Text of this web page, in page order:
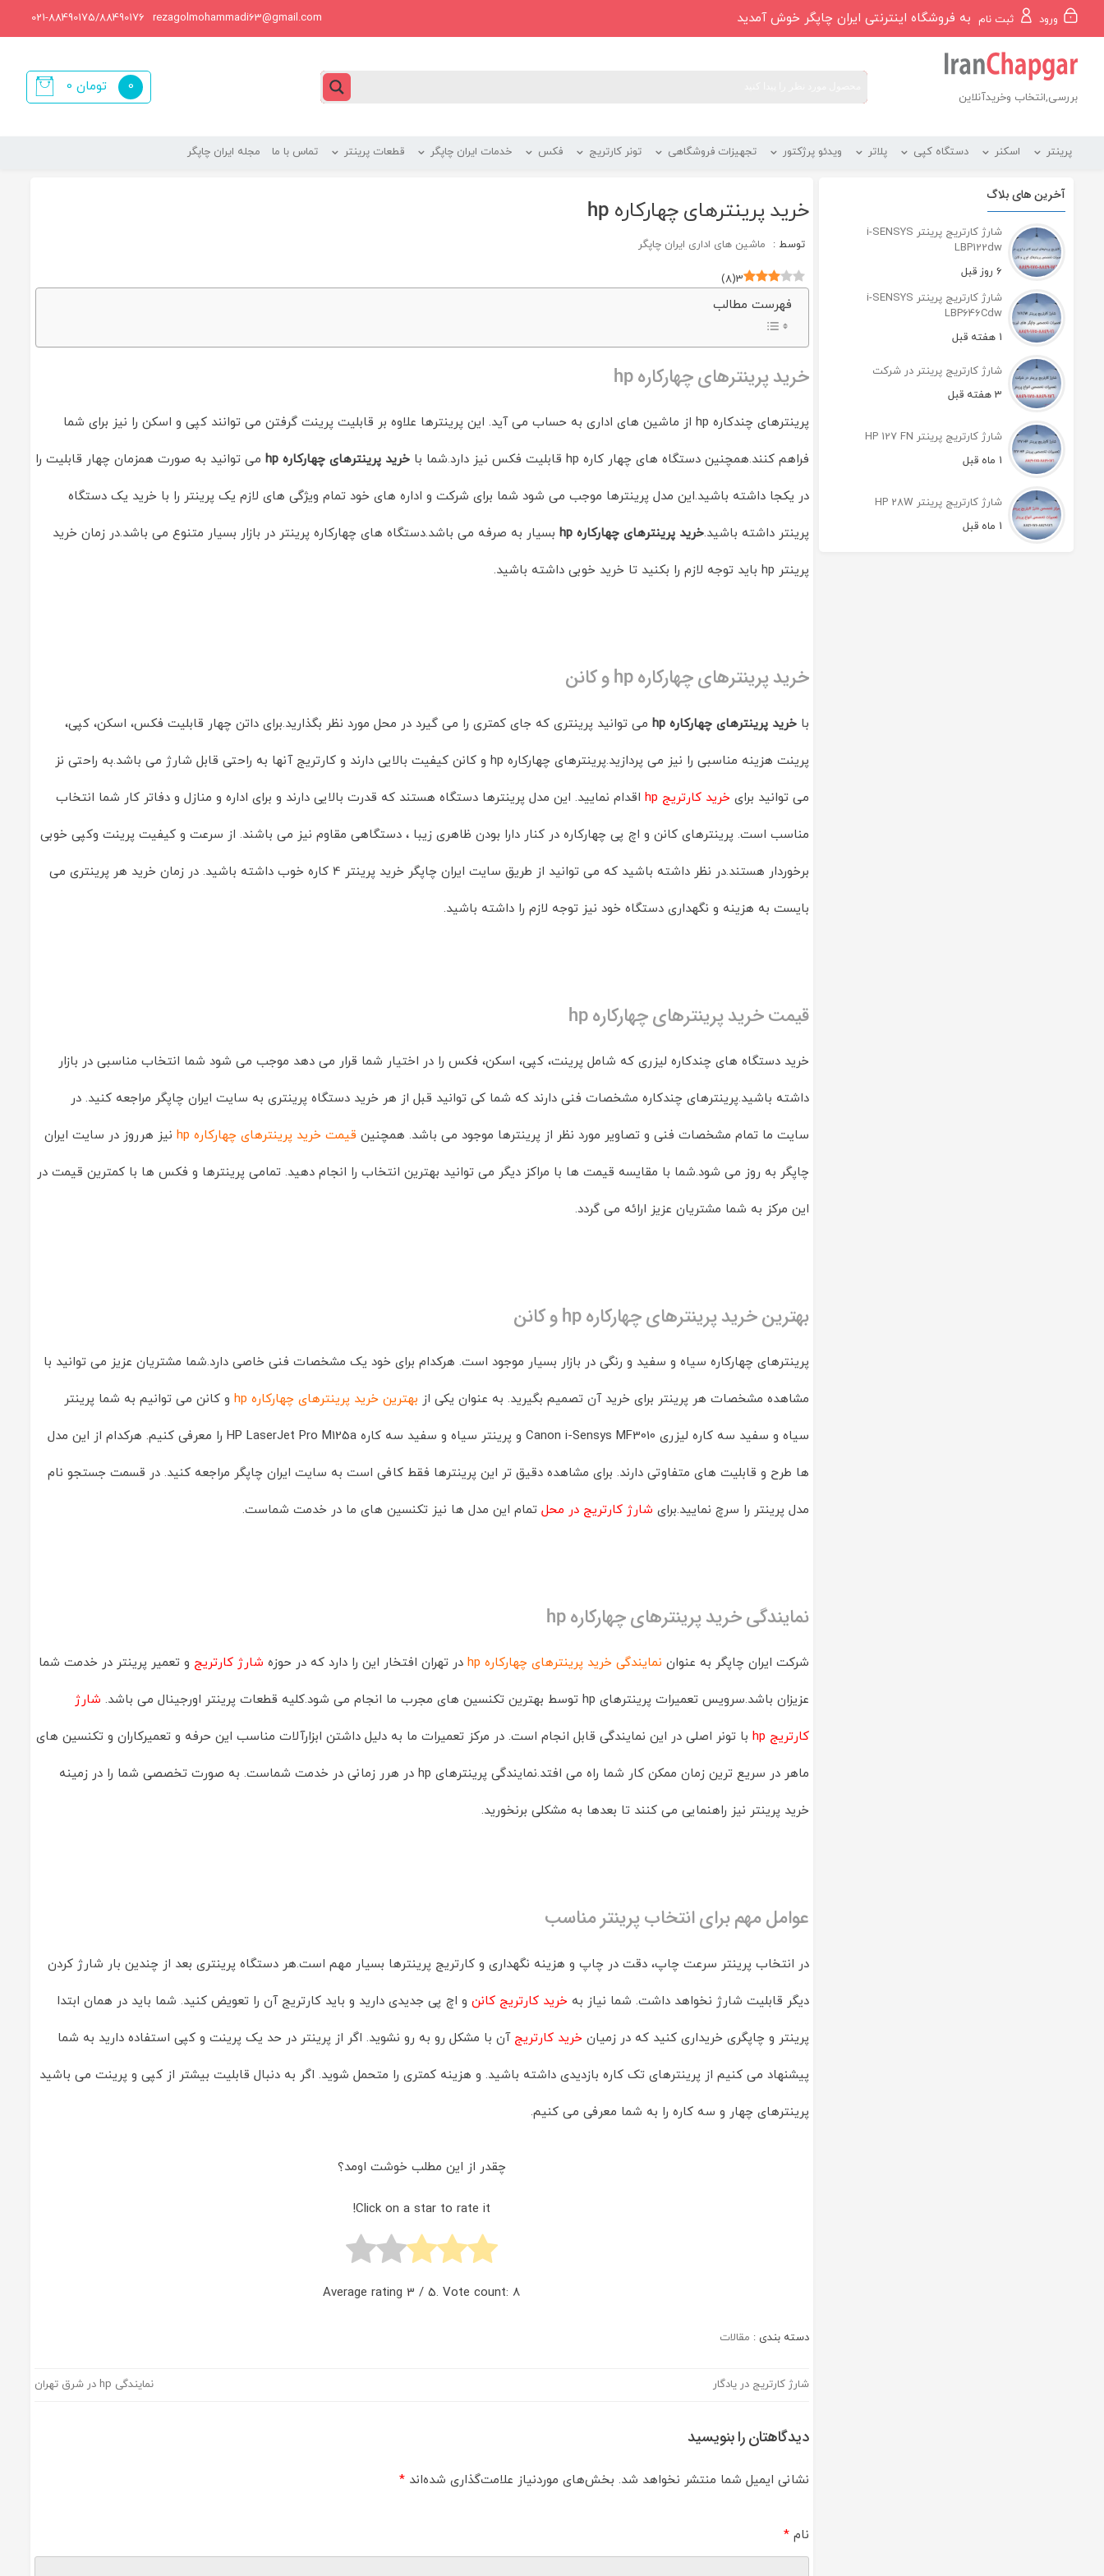
محتوا
ورود ثبت نام به فروشگاه اینترنتی ایران چاپگر خوش آمدید rezagolmohammadi63@gmail.com
021-88490175/88490176
بررسی,انتخاب وخریدآنلاین
0 تومان
0
پرینتر اسکنر دستگاه کپی پلاتر ویدئو پرژکتور تجهیزات فروشگاهی تونر کارتریج فکس خدمات ایران چاپگر قطعات پرینتر تماس با ما مجله ایران چاپگر
خرید پرینترهای چهارکاره hp
توسط : ماشین های اداری ایران چاپگر
3
(
8
)
فهرست مطالب
خرید پرینترهای چهارکاره hp
پرینترهای چندکاره hp از ماشین های اداری به حساب می آید. این پرینترها علاوه بر قابلیت پرینت گرفتن می توانند کپی و اسکن را نیز برای شما
فراهم کنند.همچنین دستگاه های چهار کاره hp قابلیت فکس نیز دارد.شما با خرید پرینترهای چهارکاره hp می توانید به صورت همزمان چهار قابلیت را
در یکجا داشته باشید.این مدل پرینترها موجب می شود شما برای شرکت و اداره های خود تمام ویژگی های لازم یک پرینتر را با خرید یک دستگاه
پرینتر داشته باشید.خرید پرینترهای چهارکاره hp بسیار به صرفه می باشد.دستگاه های چهارکاره پرینتر در بازار بسیار متنوع می باشد.در زمان خرید
پرینتر hp باید توجه لازم را بکنید تا خرید خوبی داشته باشید.
خرید پرینترهای چهارکاره hp و کانن
باخرید پرینترهای چهارکاره hp می توانید پرینتری که جای کمتری را می گیرد در محل مورد نظر بگذارید.برای داتن چهار قابلیت فکس، اسکن، کپی،
پرینت هزینه مناسبی را نیز می پردازید.پرینترهای چهارکاره hp و کانن کیفیت بالایی دارند و کارتریج آنها به راحتی قابل شارژ می باشد.به راحتی نز
می توانید برایخرید کارتریج hp اقدام نمایید. این مدل پرینترها دستگاه هستند که قدرت بالایی دارند و برای اداره و منازل و دفاتر کار شما انتخاب
مناسب است. پرینترهای کانن و اچ پی چهارکاره در کنار دارا بودن ظاهری زیبا ، دستگاهی مقاوم نیز می باشند. از سرعت و کیفیت پرینت وکپی خوبی
برخوردار هستند.در نظر داشته باشید که می توانید از طریق سایت ایران چاپگر خرید پرینتر 4 کاره خوب داشته باشید. در زمان خرید هر پرینتری می
بایست به هزینه و نگهداری دستگاه خود نیز توجه لازم را داشته باشید.
قیمت خرید پرینترهای چهارکاره hp
خرید دستگاه های چندکاره لیزری که شامل پرینت، کپی، اسکن، فکس را در اختیار شما قرار می دهد موجب می شود شما انتخاب مناسبی در بازار
داشته باشید.پرینترهای چندکاره مشخصات فنی دارند که شما کی توانید قبل از هر خرید دستگاه پرینتری به سایت ایران چاپگر مراجعه کنید. در
سایت ما تمام مشخصات فنی و تصاویر مورد نظر از پرینترها موجود می باشد. همچنین قیمت خرید پرینترهای چهارکاره hp نیز هرروز در سایت ایران
چاپگر به روز می شود.شما با مقایسه قیمت ها با مراکز دیگر می توانید بهترین انتخاب را انجام دهید. تمامی پرینترها و فکس ها با کمترین قیمت در
این مرکز به شما مشتریان عزیز ارائه می گردد.
بهترین خرید پرینترهای چهارکاره hp و کانن
پرینترهای چهارکاره سیاه و سفید و رنگی در بازار بسیار موجود است. هرکدام برای خود یک مشخصات فنی خاصی دارد.شما مشتریان عزیز می توانید با
مشاهده مشخصات هر پرینتر برای خرید آن تصمیم بگیرید. به عنوان یکی از بهترین خرید پرینترهای چهارکاره hp و کانن می توانیم به شما پرینتر
سیاه و سفید سه کاره لیزری Canon i-Sensys MF3010 و پرینتر سیاه و سفید سه کاره HP LaserJet Pro M125a را معرفی کنیم. هرکدام از این مدل
ها طرح و قابلیت های متفاوتی دارند. برای مشاهده دقیق تر این پرینترها فقط کافی است به سایت ایران چاپگر مراجعه کنید. در قسمت جستجو نام
مدل پرینتر را سرچ نمایید.برای شارژ کارتریج در محل تمام این مدل ها نیز تکنسین های ما در خدمت شماست.
نمایندگی خرید پرینترهای چهارکاره hp
شرکت ایران چاپگر به عنوان نمایندگی خرید پرینترهای چهارکاره hp در تهران افتخار این را دارد که در حوزه شارژ کارتریج و تعمیر پرینتر در خدمت شما
عزیزان باشد.سرویس تعمیرات پرینترهای hp توسط بهترین تکنسین های مجرب ما انجام می شود.کلیه قطعات پرینتر اورجینال می باشد. شارژ
کارتریج hp با تونر اصلی در این نمایندگی قابل انجام است. در مرکز تعمیرات ما به دلیل داشتن ابزارآلات مناسب این حرفه و تعمیرکاران و تکنسین های
ماهر در سریع ترین زمان ممکن کار شما راه می افتد.نمایندگی پرینترهای hp در هرر زمانی در خدمت شماست. به صورت تخصصی شما را در زمینه
خرید پرینتر نیز راهنمایی می کنند تا بعدها به مشکلی برنخورید.
عوامل مهم برای انتخاب پرینتر مناسب
در انتخاب پرینتر سرعت چاپ، دقت در چاپ و هزینه نگهداری و کارتریج پرینترها بسیار مهم است.هر دستگاه پرینتری بعد از چندین بار شارژ کردن
دیگر قابلیت شارژ نخواهد داشت. شما نیاز بهخرید کارتریج کانن و اچ پی جدیدی دارید و باید کارتریج آن را تعویض کنید. شما باید در همان ابتدا
پرینتر و چاپگری خریداری کنید که در زمیانخرید کارتریج آن با مشکل رو به رو نشوید. اگر از پرینتر در حد یک پرینت و کپی استفاده دارید به شما
پیشنهاد می کنیم از پرینترهای تک کاره بازدیدی داشته باشید. و هزینه کمتری را متحمل شوید. اگر به دنبال قابلیت بیشتر از کپی و پرینت می باشید
پرینترهای چهار و سه کاره را به شما معرفی می کنیم.
چقدر از این مطلب خوشت اومد؟
Click on a star to rate it!
Average rating 3 / 5. Vote count:8
دسته بندی : مقالات
راهبری
شارژ کارتریج در یادگار نمایندگی hp در شرق تهران
دیدگاهتان را بنویسید
نشانی ایمیل شما منتشر نخواهد شد. بخش‌های موردنیاز علامت‌گذاری شده‌اند*
نام*
آخرین های بلاگ
شارژ کارتریج پرینتر i-SENSYS
LBP122dw
6 روز قبل
شارژ کارتریج پرینتر i-SENSYS
LBP646Cdw
1 هفته قبل
شارژ کارتریج پرینتر در شرکت
3 هفته قبل
شارژ کارتریج پرینتر HP 127 FN
1 ماه قبل
شارژ کارتریج پرینتر HP 28W
1 ماه قبل